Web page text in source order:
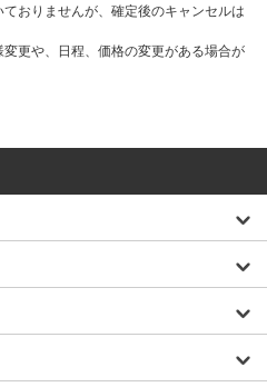
おりませんが、確定後のキャンセルは
更や、日程、価格の変更がある場合が